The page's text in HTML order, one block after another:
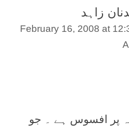
زاہد
February 16, 2008 at
پر افسوس ہے ۔ جو